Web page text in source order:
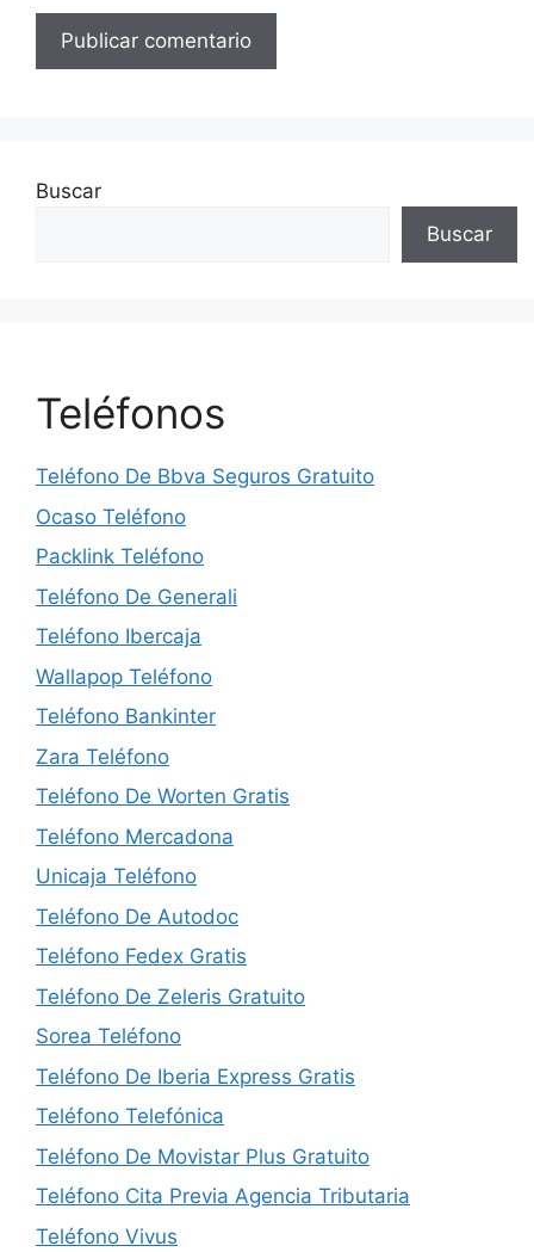
Buscar
Buscar
Teléfonos
Teléfono De Bbva Seguros Gratuito
Ocaso Teléfono
Packlink Teléfono
Teléfono De Generali
Teléfono Ibercaja
Wallapop Teléfono
Teléfono Bankinter
Zara Teléfono
Teléfono De Worten Gratis
Teléfono Mercadona
Unicaja Teléfono
Teléfono De Autodoc
Teléfono Fedex Gratis
Teléfono De Zeleris Gratuito
Sorea Teléfono
Teléfono De Iberia Express Gratis
Teléfono Telefónica
Teléfono De Movistar Plus Gratuito
Teléfono Cita Previa Agencia Tributaria
Teléfono Vivus